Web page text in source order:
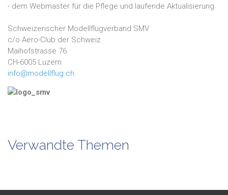
- dem Webmaster für die Pflege und laufende Aktualisierung
Schweizerischer Modellflugverband SMV
c/o Aero-Club der Schweiz
Maihofstrasse 76
CH-6005 Luzern
info@modellflug.ch
Verwandte Themen